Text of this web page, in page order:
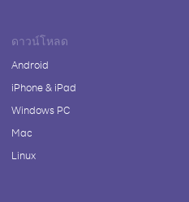
ดาวน์โหลด
Android
iPhone & iPad
Windows PC
Mac
Linux